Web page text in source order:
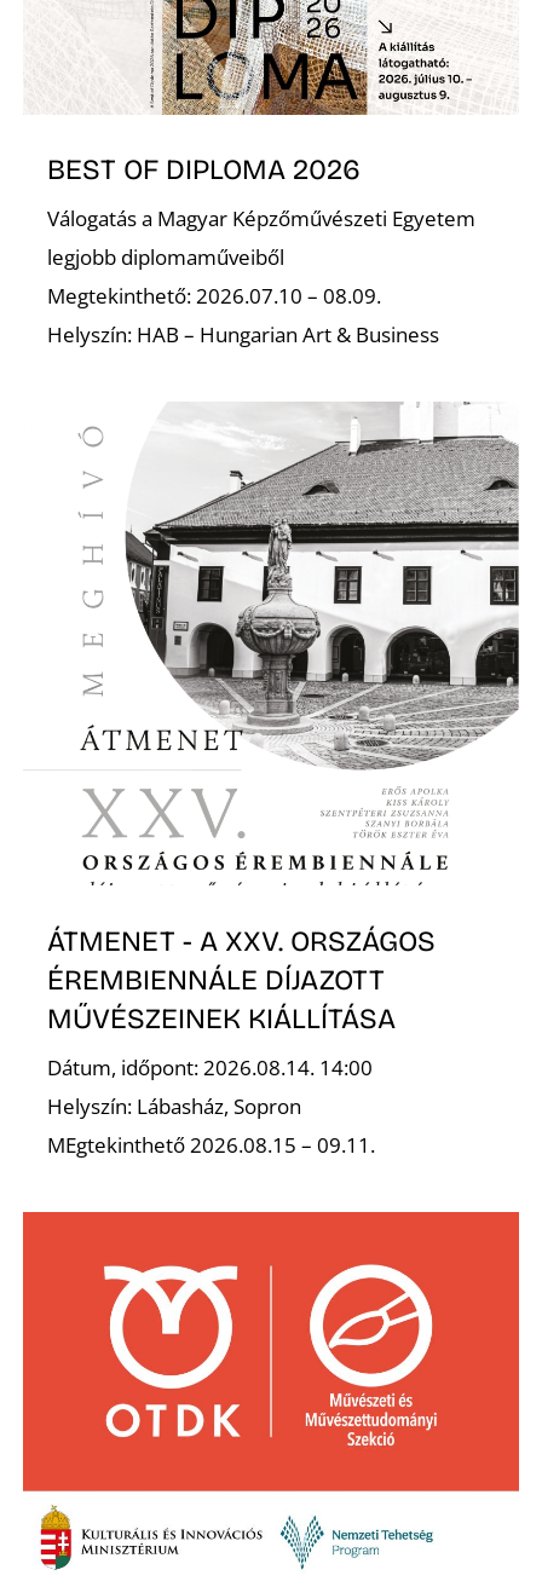
BEST OF DIPLOMA 2026
Válogatás a Magyar Képzőművészeti Egyetem
legjobb diplomaműveiből
Megtekinthető: 2026.07.10 – 08.09.
Helyszín: HAB – Hungarian Art & Business
ÁTMENET - A XXV. ORSZÁGOS
ÉREMBIENNÁLE DÍJAZOTT
MŰVÉSZEINEK KIÁLLÍTÁSA
Dátum, időpont: 2026.08.14. 14:00
Helyszín: Lábasház, Sopron
MEgtekinthető 2026.08.15 – 09.11.